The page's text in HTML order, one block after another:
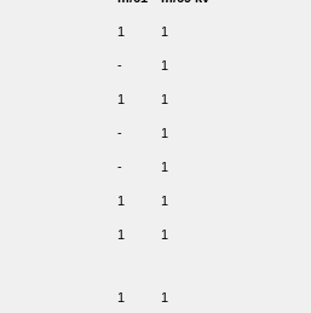
1 1
- 1
1 1
- 1
- 1
1 1
1 1
1 1